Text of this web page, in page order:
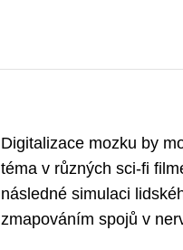
Digitalizace mozku by
téma v různých sci-fi
následné simulaci
zmapováním spojů v